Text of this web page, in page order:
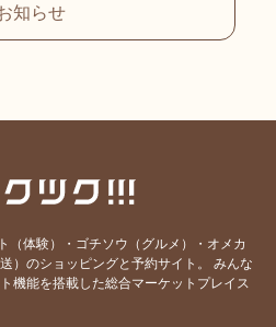
知らせ
（体験）・ゴチソウ（グルメ）・オメカ
）のショッピングと予約サイト。
みんな
機能を搭載した総合マーケットプレイス